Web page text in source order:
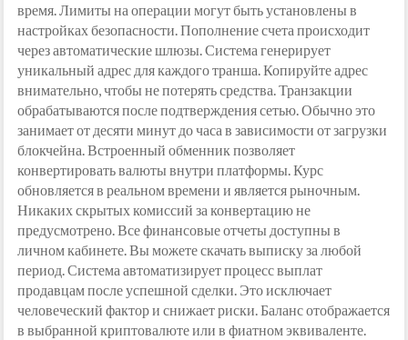
время. Лимиты на операции могут быть установлены в
настройках безопасности. Пополнение счета происходит
через автоматические шлюзы. Система генерирует
уникальный адрес для каждого транша. Копируйте адрес
внимательно, чтобы не потерять средства. Транзакции
обрабатываются после подтверждения сетью. Обычно это
занимает от десяти минут до часа в зависимости от загрузки
блокчейна. Встроенный обменник позволяет
конвертировать валюты внутри платформы. Курс
обновляется в реальном времени и является рыночным.
Никаких скрытых комиссий за конвертацию не
предусмотрено. Все финансовые отчеты доступны в
личном кабинете. Вы можете скачать выписку за любой
период. Система автоматизирует процесс выплат
продавцам после успешной сделки. Это исключает
человеческий фактор и снижает риски. Баланс отображается
в выбранной криптовалюте или в фиатном эквиваленте.